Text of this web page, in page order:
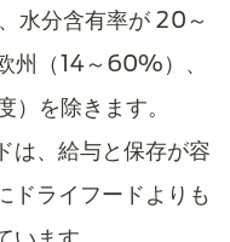
水分含有率が 20～
州（14～60%）、
を​除きます。
は、給与と保存​が容
ドライフードよりも